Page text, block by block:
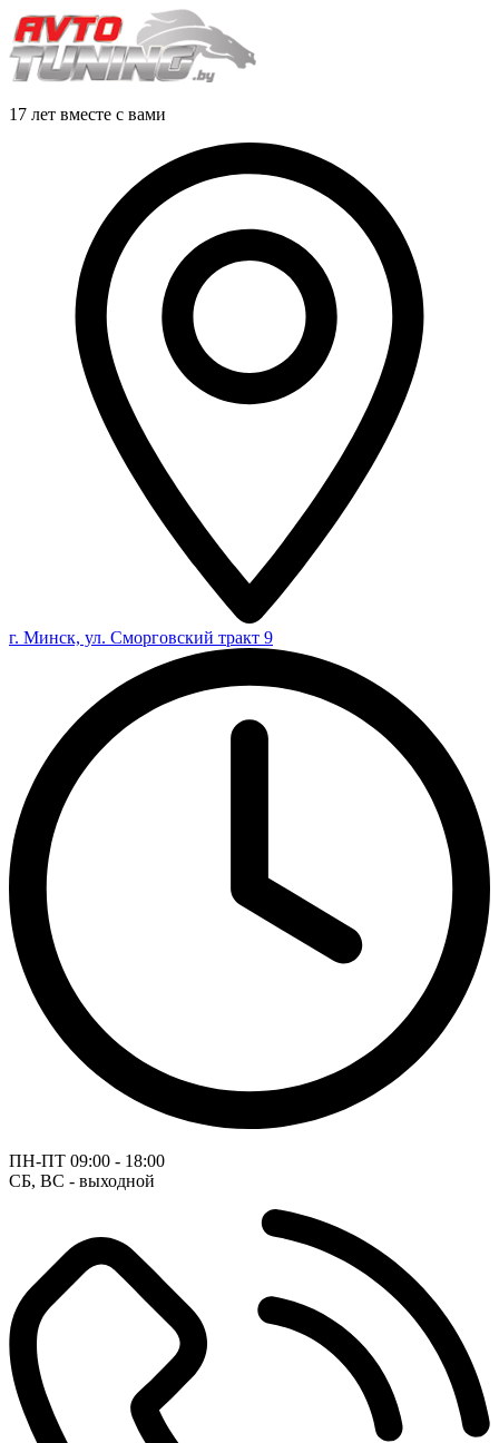
17 лет вместе с вами
г. Минск, ул. Сморговский тракт 9
ПН-ПТ 09:00 - 18:00
СБ, ВС - выходной